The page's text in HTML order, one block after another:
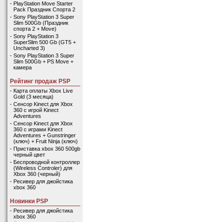
- PlayStation Move Starter
Pack Праздник Спорта 2
- Sony PlayStation 3 Super
Slim 500Gb (Праздник
спорта 2 + Move)
- Sony PlayStation 3
SuperSlim 500 Gb (GT5 +
Uncharted 3)
- Sony PlayStation 3 Super
Slim 500Gb + PS Move +
камера
Рейтинг продаж PSP
- Карта оплаты Xbox Live
Gold (3 месяца)
- Сенсор Kinect для Xbox
360 с игрой Kinect
Adventures
- Сенсор Kinect для Xbox
360 с играми Kinect
Adventures + Gunstringer
(ключ) + Fruit Ninja (ключ)
- Приставка xbox 360 500gb
черный цвет
- Беспроводной контроллер
(Wireless Controler) для
Xbox 360 (черный)
- Ресивер для джойстика
xbox 360
Новинки PSP
- Ресивер для джойстика
xbox 360